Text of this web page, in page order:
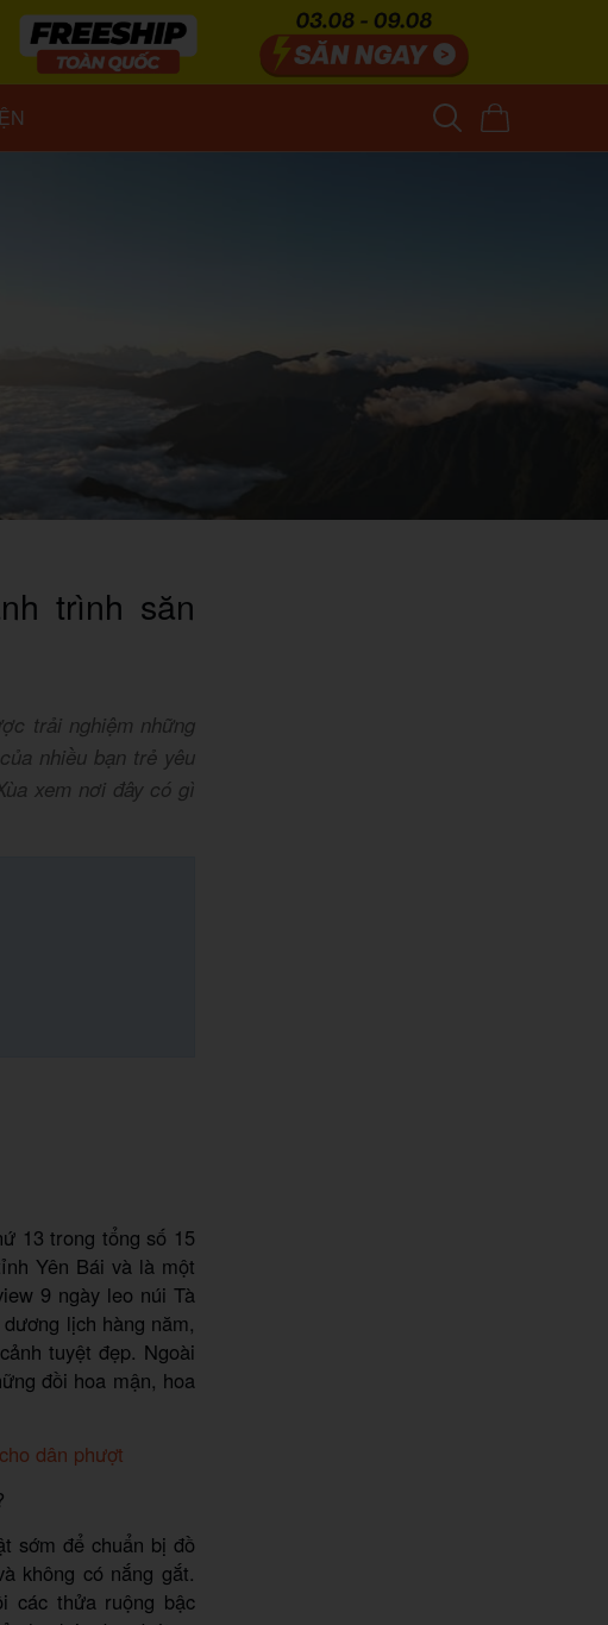
trình săn
trải nghiệm những
nhiều bạn trẻ yêu
xem nơi đây có gì
13 trong tổng số 15
Yên Bái và là một
9 ngày leo núi Tà
lịch hàng năm,
tuyệt đẹp. Ngoài
đồi hoa mận, hoa
dân phượt
sớm để chuẩn bị đồ
không có nắng gắt.
các thửa ruộng bậc